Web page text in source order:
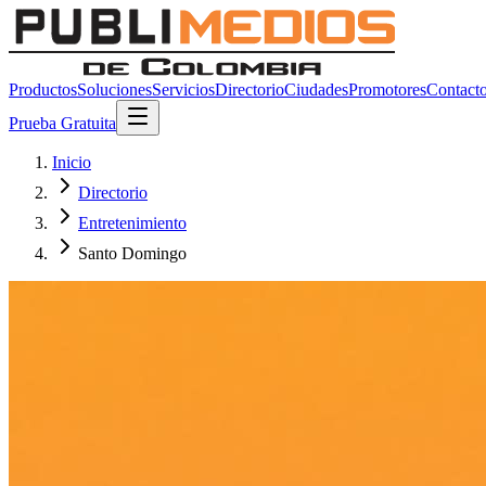
ProductosSolucionesServiciosDirectorioCiudadesPromotores
Prueba Gratuita
Inicio
Directorio
Entretenimiento
Santo Domingo